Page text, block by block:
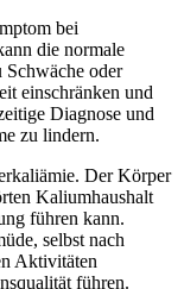
bei
die normale
oder
einschränken und
Diagnose und
zu lindern.
Der Körper
Kaliumhaushalt
führen kann.
selbst nach
Aktivitäten
führen.